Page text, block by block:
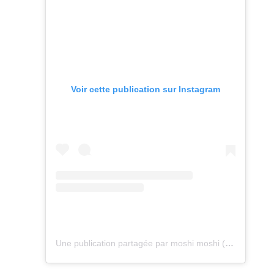
Voir cette publication sur Instagram
Une publication partagée par moshi moshi (@moshi_moshi_artanddesign)